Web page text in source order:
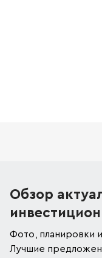
Обзор
Фото, планировки
Лучшие